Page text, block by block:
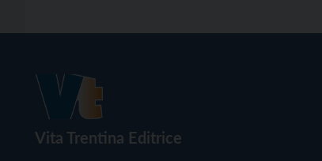
Vita Trentina Editrice